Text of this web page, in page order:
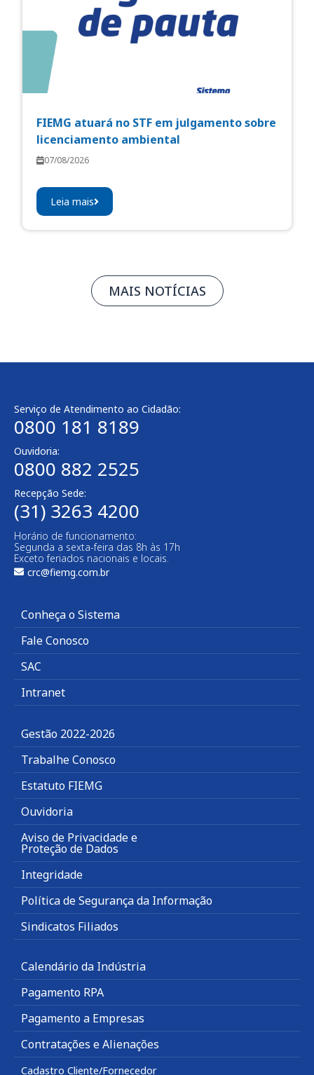
FIEMG atuará no STF em julgamento sobre
licenciamento ambiental
07/08/2026
Leia mais
MAIS NOTÍCIAS
Serviço de Atendimento ao Cidadão:
0800 181 8189
Ouvidoria:
0800 882 2525​
Recepção Sede:
(31) 3263 4200
Horário de funcionamento:
Segunda a sexta-feira das 8h às 17h
Exceto feriados nacionais e locais.
crc@fiemg.com.br
Conheça o Sistema
Fale Conosco
SAC
Intranet
Gestão 2022-2026
Trabalhe Conosco
Estatuto FIEMG
Ouvidoria
Aviso de Privacidade e
Proteção de Dados
Integridade
Política de Segurança da Informação
Sindicatos Filiados
Calendário da Indústria
Pagamento RPA
Pagamento a Empresas
Contratações e Alienações
Cadastro Cliente/Fornecedor